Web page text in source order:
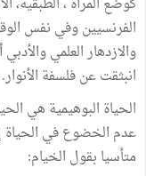
الفرنسيين وفي نفس
والازدهار العلمي
انبثقت عن فلسفة الأنوار.
الحياة البوهيمية هي
عدم الخضوع في الحياة
متأسيا بقول الخيام: